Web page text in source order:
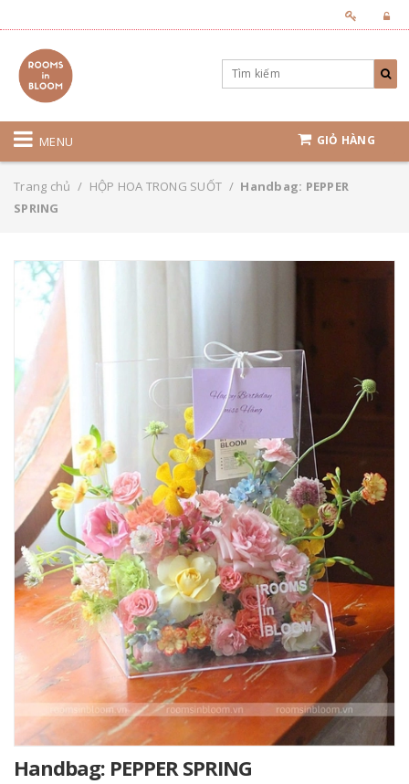
MENU GIỎ HÀNG
Trang chủ / HỘP HOA TRONG SUỐT / Handbag: PEPPER
SPRING
Handbag: PEPPER SPRING